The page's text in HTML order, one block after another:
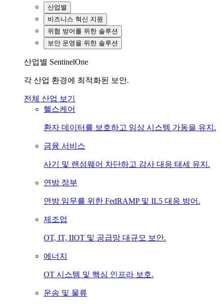
산업별
비즈니스 혁신 지원
위협 방어를 위한 솔루션
보안 운영을 위한 솔루션
산업별 SentinelOne
각 산업 환경에 최적화된 보안.
전체 산업 보기
헬스케어
환자 데이터를 보호하고 임상 시스템 가동을 유지.
금융 서비스
사기 및 랜섬웨어 차단하고 감사 대응 태세 유지.
연방 정부
연방 임무를 위한 FedRAMP 및 IL5 대응 방어.
제조업
OT, IT, IIOT 및 공급망 대규모 보안.
에너지
OT 시스템 및 핵심 인프라 보호.
운송 및 물류